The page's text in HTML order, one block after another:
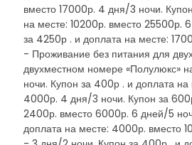
вместо 17000р. 4 дня/3 ночи.
на месте: 10200р. вместо 25500р.
за 4250р . и доплата на месте:
- Проживание без питания для
двухместном номере «Полулюкс»
ночи. Купон за 400р . и доплата на
4000р. 4 дня/3 ночи. Купон за
2400р. вместо 6000р. 6 дней/5
доплата на месте: 4000р. вместо